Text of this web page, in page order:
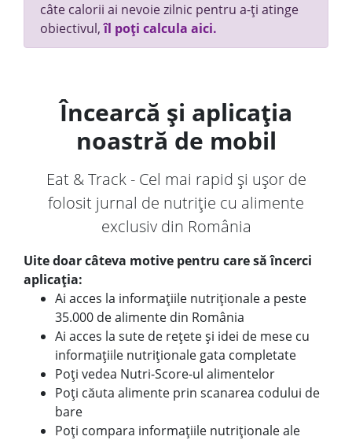
câte calorii ai nevoie zilnic pentru a-ți atinge
obiectivul,îl poți calcula aici.
Încearcă și aplicația
noastră de mobil
Eat & Track - Cel mai rapid și ușor de
folosit jurnal de nutriție cu alimente
exclusiv din România
Uite doar câteva motive pentru care să încerci
aplicația:
Ai acces la informațiile nutriționale a peste
35.000 de alimente din România
Ai acces la sute de rețete și idei de mese cu
informațiile nutriționale gata completate
Poți vedea Nutri-Score-ul alimentelor
Poți căuta alimente prin scanarea codului de
bare
Poți compara informațiile nutriționale ale